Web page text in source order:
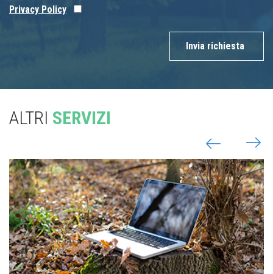
Privacy Policy
Invia richiesta
ALTRI SERVIZI